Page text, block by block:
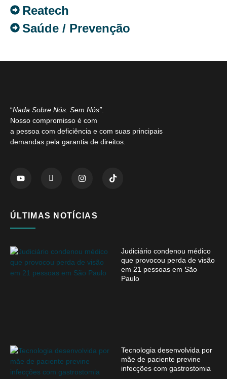
Reatech
Saúde / Prevenção
“Nada Sobre Nós. Sem Nós”
Nosso compromisso é com
a pessoa com deficiência e com suas principais
demandas pela garantia de direitos.
ÚLTIMAS NOTÍCIAS
Judiciário condenou médico
que provocou perda de visão
em 21 pessoas em São
Paulo
Tecnologia desenvolvida por
mãe de paciente previne
infecções com gastrostomia